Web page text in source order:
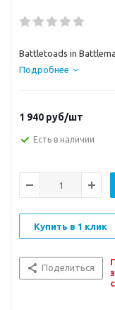
Battletoads in
Подробнее
1 940 руб/шт
Есть в наличии
Купить в 1 клик
Поделиться